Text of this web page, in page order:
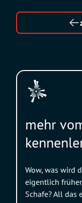
mehr
Wow, was wird
eigentlich
Schafe? All das